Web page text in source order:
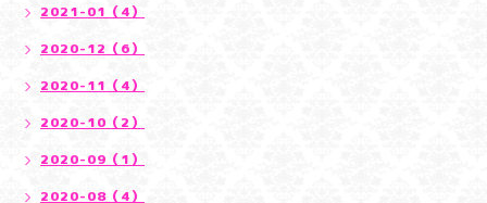
2021-01（4）
2020-12（6）
2020-11（4）
2020-10（2）
2020-09（1）
2020-08（4）